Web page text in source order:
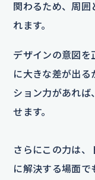
関わるため、周
れます。
デザインの意図を
に大きな差が出る
ション力があれば
せます。
さらにこの力は
に解決する場面で